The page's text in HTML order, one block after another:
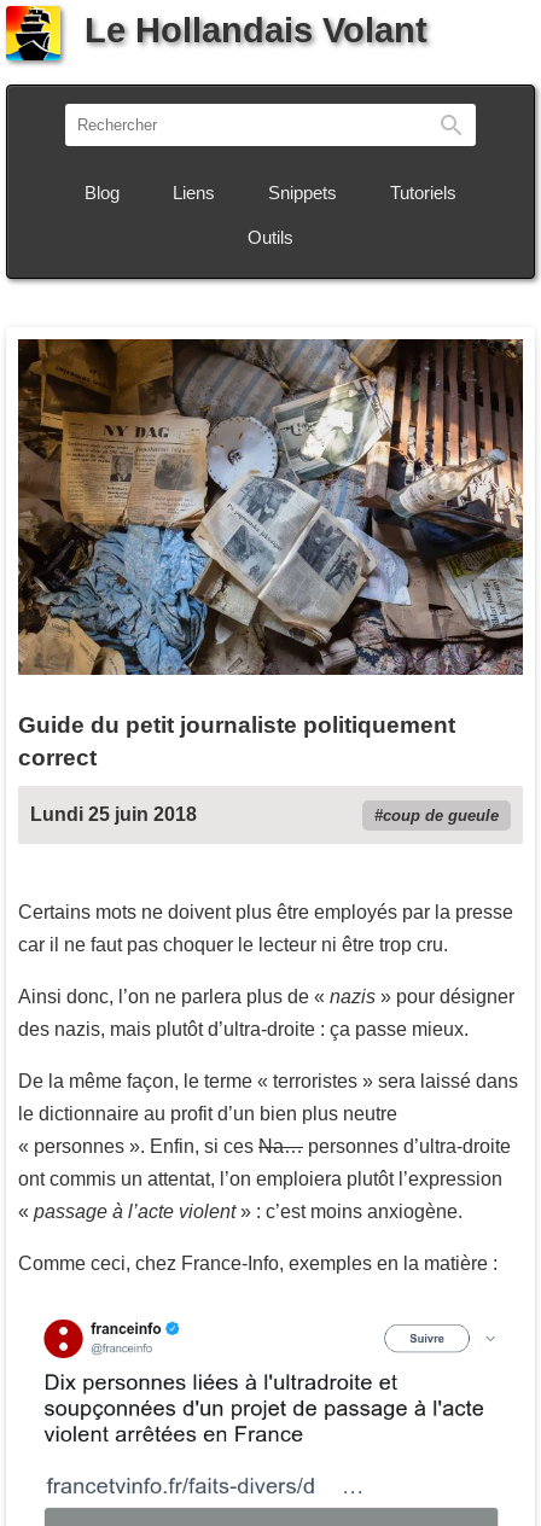
Le Hollandais Volant
Blog Liens Snippets Tutoriels
Outils
Guide du petit journaliste politiquement
correct
Lundi 25 juin 2018 coup de gueule
Certains mots ne doivent plus être employés par la presse
car il ne faut pas choquer le lecteur ni être trop cru.
Ainsi donc, l’on ne parlera plus de « nazis » pour désigner
des nazis, mais plutôt d’ultra-droite : ça passe mieux.
De la même façon, le terme « terroristes » sera laissé dans
le dictionnaire au profit d’un bien plus neutre
« personnes ». Enfin, si ces Na… personnes d’ultra-droite
ont commis un attentat, l’on emploiera plutôt l’expression
« passage à l’acte violent» : c’est moins anxiogène.
Comme ceci, chez France-Info, exemples en la matière :